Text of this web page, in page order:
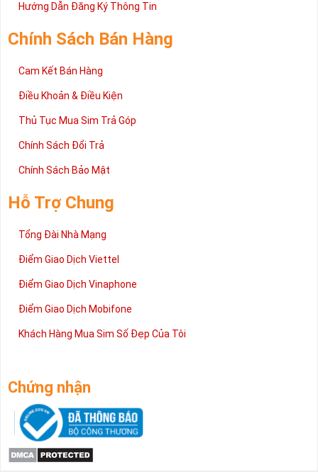
2 đang được rất nhiều khách hàng tin tưởng lựa chọn trên thị
cấp trong bài viết này sẽ giúp bạn hiểu rõ ý nghĩa và các bước đặt
mua sim số tại Sim Tiền Giang nhanh chóng nhất.
Chúc quý khách tìm được chiếc sim Tứ quý 2 như ý!
Hướng Dẫn Đăng Ký Thông Tin
Chính Sách Bán Hàng
Cam Kết Bán Hàng
Điều Khoản & Điều Kiện
Thủ Tục Mua Sim Trả Góp
Chính Sách Đổi Trả
Chính Sách Bảo Mật
Hỗ Trợ Chung
Tổng Đài Nhà Mạng
Điểm Giao Dịch Viettel
Điểm Giao Dịch Vinaphone
Điểm Giao Dịch Mobifone
Khách Hàng Mua Sim Số Đẹp Của Tôi
Chứng nhận